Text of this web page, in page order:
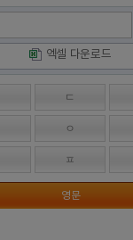
엑셀 다운로드
ㄷ
ㅇ
ㅍ
영문